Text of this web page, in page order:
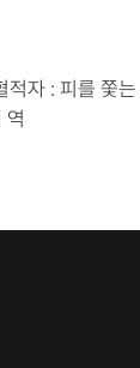
자 : 피를 쫓는
역